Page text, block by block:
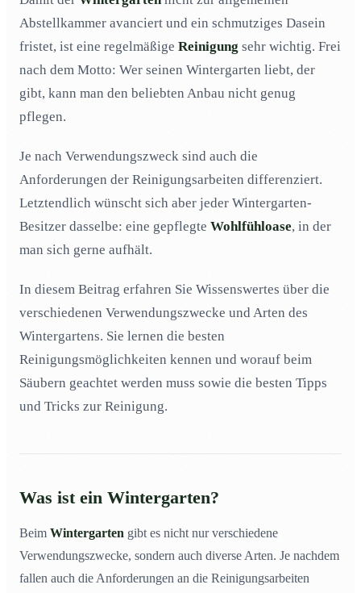
03Wie reinigt man einen Wintergarten effektiv?
04 Auf was muss ich bei der Reinigung des Wintergartens
achten?
057 Tipps und Tricks zur Reinigung
06Fazit: Die Reinigung des Wintergartens
Abstellkammer avanciert und ein schmutziges Dasein
fristet, ist eine regelmäßige Reinigung sehr wichtig. Frei
nach dem Motto: Wer seinen Wintergarten liebt, der
gibt, kann man den beliebten Anbau nicht genug
pflegen.
Je nach Verwendungszweck sind auch die
Anforderungen der Reinigungsarbeiten differenziert.
Letztendlich wünscht sich aber jeder Wintergarten-
Besitzer dasselbe: eine gepflegte Wohlfühloase, in der
man sich gerne aufhält.
In diesem Beitrag erfahren Sie Wissenswertes über die
verschiedenen Verwendungszwecke und Arten des
Wintergartens. Sie lernen die besten
Reinigungsmöglichkeiten kennen und worauf beim
Säubern geachtet werden muss sowie die besten Tipps
und Tricks zur Reinigung.
Was ist ein Wintergarten?
Beim Wintergarten gibt es nicht nur verschiedene
Verwendungszwecke, sondern auch diverse Arten. Je nachdem
fallen auch die Anforderungen an die Reinigungsarbeiten